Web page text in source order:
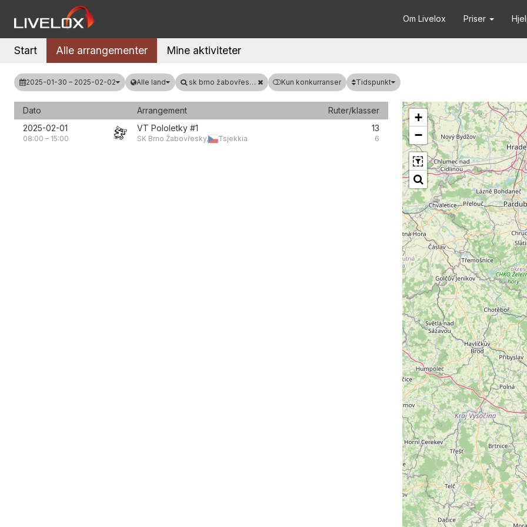
Om Livelox Priser
Start Alle arrangementer Mine aktiviteter
2025-01-30 – 2025-02-02 Alle land sk brno žabovřesky Kun konkurranser Tidspunkt
Dato Arrangement
Ruter/klasser
2025-02-01
08:00 – 15:00
VT Pololetky #1
SK Brno Žabovřesky, Tsjekkia
13
6
+
−